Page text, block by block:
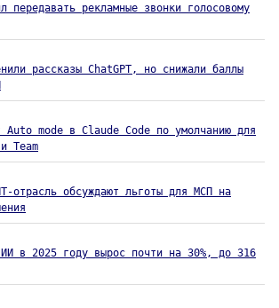
передавать рекламные звонки голосовому
рассказы ChatGPT, но снижали баллы
mode в Claude Code по умолчанию для
Team
отрасль обсуждают льготы для МСП на
ИИ в 2025 году вырос почти на 30%, до 316